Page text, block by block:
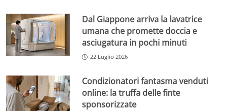
Dal Giappone arriva la lavatrice
umana che promette doccia e
asciugatura in pochi minuti
22 Luglio 2026
Condizionatori fantasma venduti
online: la truffa delle finte
sponsorizzate